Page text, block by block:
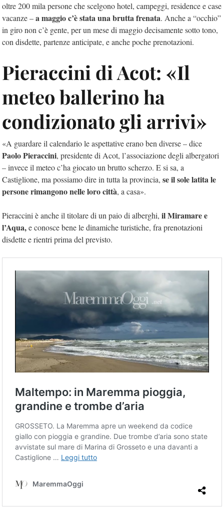
oltre 200 mila persone che scelgono hotel, campeggi, residence e case
vacanze –a maggio c’è stata una brutta frenata. Anche a “occhio”
in giro non c’è gente, per un mese di maggio decisamente sotto tono,
con disdette, partenze anticipate, e anche poche prenotazioni.
Pieraccini di Acot: «Il
meteo ballerino ha
condizionato gli arrivi»
«A guardare il calendario le aspettative erano ben diverse – dice
Paolo Pieraccini, presidente di Acot, l’associazione degli albergatori
– invece il meteo c’ha giocato un brutto scherzo. E si sa, a
Castiglione, ma possiamo dire in tutta la provincia, se il sole latita le
persone rimangono nelle loro città, a casa».
Pieraccini è anche il titolare di un paio di alberghi, il Miramare e
l’Aqua,e conosce bene le dinamiche turistiche, fra prenotazioni
disdette e rientri prima del previsto.